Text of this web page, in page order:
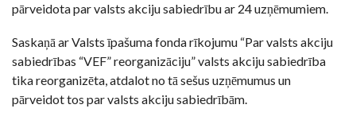
pārveidota par valsts akciju sabiedrību ar 24 uzņēmumiem.
Saskaņā ar Valsts īpašuma fonda rīkojumu “Par valsts akciju
sabiedrības “VEF” reorganizāciju” valsts akciju sabiedrība
tika reorganizēta, atdalot no tā sešus uzņēmumus un
pārveidot tos par valsts akciju sabiedrībām.